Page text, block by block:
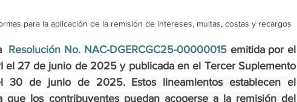
para la aplicación de la remisión de intereses, multas, costas y recargos
  Resolución
No. NAC-DGERCGC25-00000015 emitida por el
el 27 de junio de 2025 y publicada en el Tercer Suplemento
30 de junio de 2025. Estos lineamientos establecen el
que los contribuyentes puedan acogerse a la remisión del